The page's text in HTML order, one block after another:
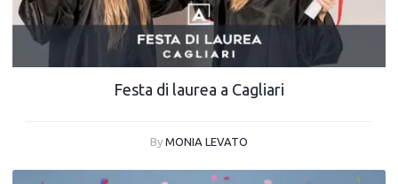
Festa di laurea a Cagliari
By MONIA LEVATO